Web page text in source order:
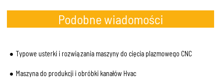
Podobne wiadomości
Typowe usterki i rozwiązania maszyny do cięcia plazmowego CNC
Maszyna do produkcji i obróbki kanałów Hvac